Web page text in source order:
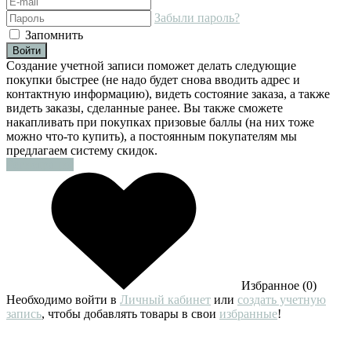
Забыли пароль?
Запомнить
Войти
Создание учетной записи поможет делать следующие
покупки быстрее (не надо будет снова вводить адрес и
контактную информацию), видеть состояние заказа, а также
видеть заказы, сделанные ранее. Вы также сможете
накапливать при покупках призовые баллы (на них тоже
можно что-то купить), а постоянным покупателям мы
предлагаем систему скидок.
Избранное (0)
Необходимо войти в Личный кабинет или создать учетную
запись, чтобы добавлять товары в свои избранные!